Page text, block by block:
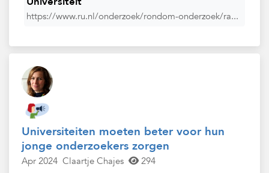
https://www.ru.nl/onderzoek/rondom-onderzoek/ra...
Universiteiten moeten beter voor hun
jonge onderzoekers zorgen
Apr 2024 Claartje Chajes 294